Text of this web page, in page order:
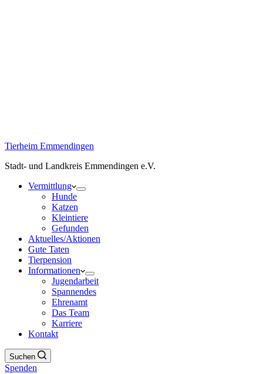
Tierheim Emmendingen
Stadt- und Landkreis Emmendingen e.V.
Vermittlung
Hunde
Katzen
Kleintiere
Gefunden
Aktuelles/Aktionen
Gute Taten
Tierpension
Informationen
Jugendarbeit
Spannendes
Ehrenamt
Das Team
Karriere
Kontakt
Suchen
Spenden